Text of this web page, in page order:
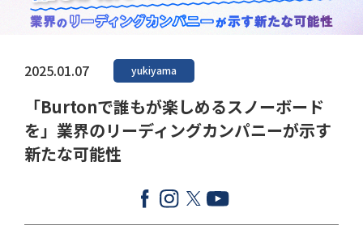
「Burtonで誰もが楽しめるスノーボード
を」業界のリーディングカンパニーが示す
新たな可能性
yukiyama
2025.01.07